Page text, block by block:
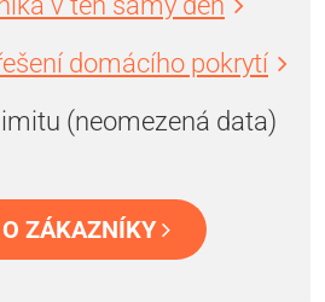
domácího pokrytí
(neomezená data)
O ZÁKAZNÍKY